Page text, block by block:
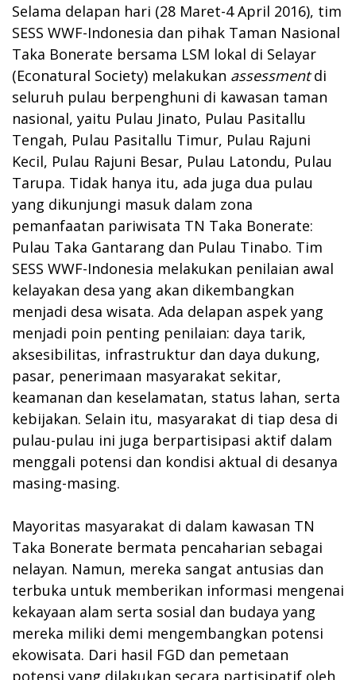
Selama delapan hari (28 Maret-4 April 2016), tim
SESS WWF-Indonesia dan pihak Taman Nasional
Taka Bonerate bersama LSM lokal di Selayar
(Econatural Society) melakukan assessmentdi
seluruh pulau berpenghuni di kawasan taman
nasional, yaitu Pulau Jinato, Pulau Pasitallu
Tengah, Pulau Pasitallu Timur, Pulau Rajuni
Kecil, Pulau Rajuni Besar, Pulau Latondu, Pulau
Tarupa. Tidak hanya itu, ada juga dua pulau
yang dikunjungi masuk dalam zona
pemanfaatan pariwisata TN Taka Bonerate:
Pulau Taka Gantarang dan Pulau Tinabo. Tim
SESS WWF-Indonesia melakukan penilaian awal
kelayakan desa yang akan dikembangkan
menjadi desa wisata. Ada delapan aspek yang
menjadi poin penting penilaian: daya tarik,
aksesibilitas, infrastruktur dan daya dukung,
pasar, penerimaan masyarakat sekitar,
keamanan dan keselamatan, status lahan, serta
kebijakan. Selain itu, masyarakat di tiap desa di
pulau-pulau ini juga berpartisipasi aktif dalam
menggali potensi dan kondisi aktual di desanya
masing-masing.
Mayoritas masyarakat di dalam kawasan TN
Taka Bonerate bermata pencaharian sebagai
nelayan. Namun, mereka sangat antusias dan
terbuka untuk memberikan informasi mengenai
kekayaan alam serta sosial dan budaya yang
mereka miliki demi mengembangkan potensi
ekowisata. Dari hasil FGD dan pemetaan
potensi yang dilakukan secara partisipatif oleh